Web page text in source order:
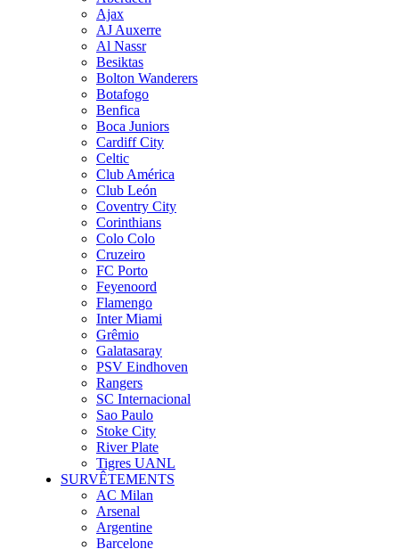
Ajax
AJ Auxerre
Al Nassr
Besiktas
Bolton Wanderers
Botafogo
Benfica
Boca Juniors
Cardiff City
Celtic
Club América
Club León
Coventry City
Corinthians
Colo Colo
Cruzeiro
FC Porto
Feyenoord
Flamengo
Inter Miami
Grêmio
Galatasaray
PSV Eindhoven
Rangers
SC Internacional
Sao Paulo
Stoke City
River Plate
Tigres UANL
SURVÊTEMENTS
AC Milan
Arsenal
Argentine
Barcelone